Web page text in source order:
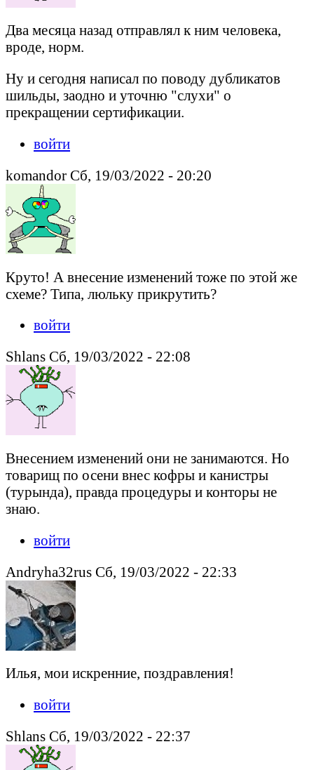
Два месяца назад отправлял к ним человека,
вроде, норм.
Ну и сегодня написал по поводу дубликатов
шильды, заодно и уточню "слухи" о
прекращении сертификации.
войти
komandor Сб, 19/03/2022 - 20:20
Круто! А внесение изменений тоже по этой же
схеме? Типа, люльку прикрутить?
войти
Shlans Сб, 19/03/2022 - 22:08
Внесением изменений они не занимаются. Но
товарищ по осени внес кофры и канистры
(турында), правда процедуры и конторы не
знаю.
войти
Andryha32rus Сб, 19/03/2022 - 22:33
Илья, мои искренние, поздравления!
войти
Shlans Сб, 19/03/2022 - 22:37